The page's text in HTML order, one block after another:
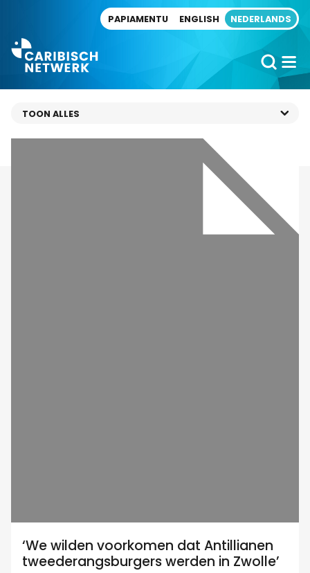
PAPIAMENTU ENGLISH NEDERLANDS
‘We wilden voorkomen dat Antillianen
tweederangsburgers werden in Zwolle’